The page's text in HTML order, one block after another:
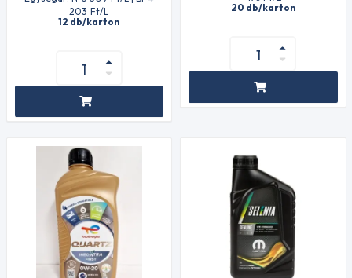
203 Ft/L
12 db/karton
20 db/karton